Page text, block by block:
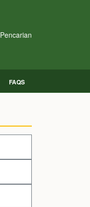
Pencarian
FAQS